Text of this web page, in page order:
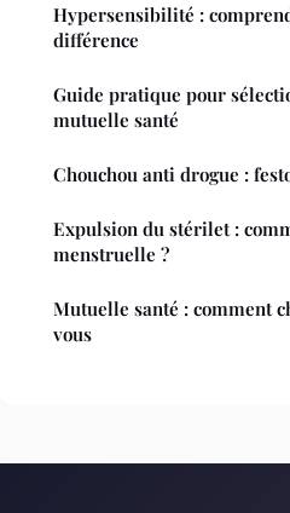
Hypersensibilité :
différence
Guide pratique pour
mutuelle santé
Chouchou anti drogue :
Expulsion du stérilet :
menstruelle ?
Mutuelle santé : comment
vous